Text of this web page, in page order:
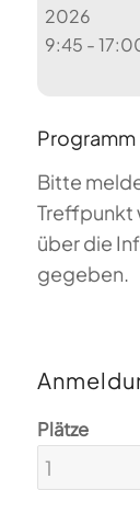
2026
9:45 -
Programm
Bitte
Treffpunkt
über die
gegeben.
Plätze